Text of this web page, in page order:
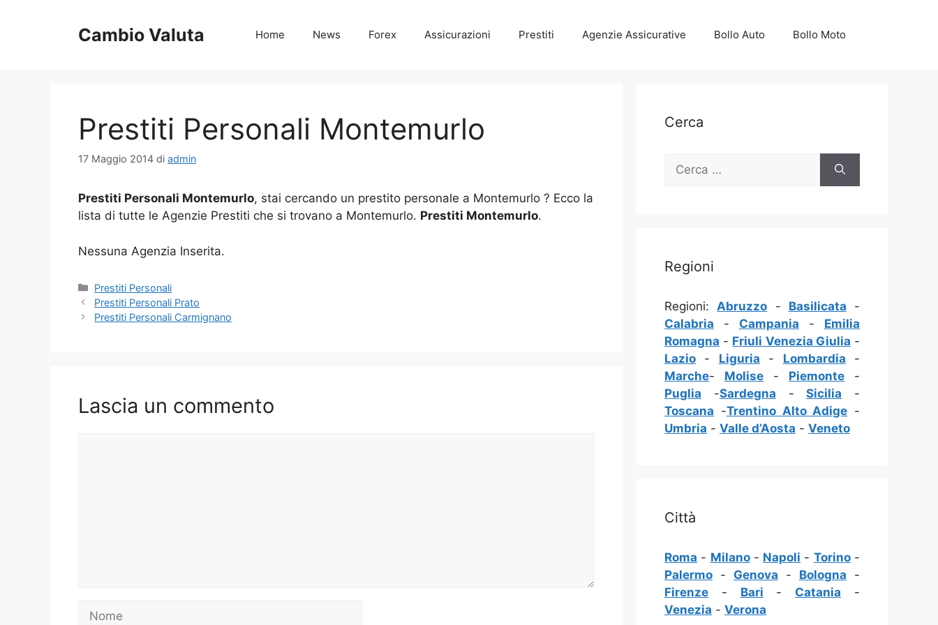
Cambio Valuta Home News Forex Assicurazioni Prestiti Agenzie Assicurative Bollo Auto Bollo Moto
Prestiti Personali Montemurlo
17 Maggio 2014 di admin
Prestiti Personali Montemurlo, stai cercando un prestito personale a Montemurlo ? Ecco la
lista di tutte le Agenzie Prestiti che si trovano a Montemurlo. Prestiti Montemurlo.
Nessuna Agenzia Inserita.
Categorie
Prestiti Personali
Prestiti Personali Prato
Prestiti Personali Carmignano
Lascia un commento
Cerca
Ricerca
Regioni
Regioni:Abruzzo - Basilicata -
Calabria - Campania - Emilia
Romagna - Friuli Venezia Giulia -
Lazio - Liguria - Lombardia -
Marche- Molise - Piemonte -
Puglia -Sardegna -Sicilia -
Toscana -Trentino Alto Adige -
Umbria - Valle d’Aosta - Veneto
Città
Roma - Milano- Napoli - Torino-
Palermo - Genova - Bologna -
Firenze - Bari - Catania -
Venezia - Verona